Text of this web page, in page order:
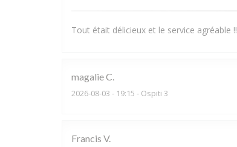
Tout était délicieux et le service agréable !!
magalieC
2026-08-03 - 19:15 - Ospiti 3
Francis V